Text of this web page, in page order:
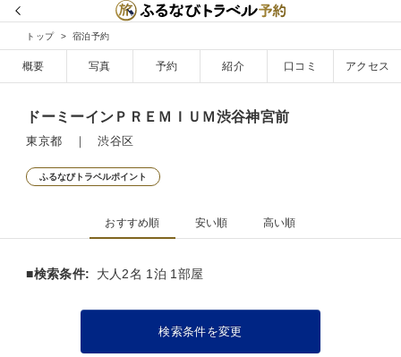
トップ 宿泊予約
概要 写真 予約 紹介 口コミ アクセス
ドーミーインＰＲＥＭＩＵＭ渋谷神宮前
東京都 ｜ 渋谷区
ふるなびトラベルポイント
おすすめ順 安い順 高い順
■検索条件: 大人2名 1泊 1部屋
検索条件を変更